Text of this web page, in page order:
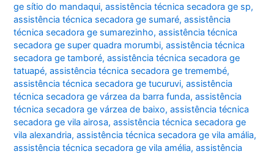
ge sítio do mandaqui,assistência técnica secadora ge sp,
assistência técnica secadora ge sumaré,assistência
técnica secadora ge sumarezinho,assistência técnica
secadora ge super quadra morumbi,assistência técnica
secadora ge tamboré,assistência técnica secadora ge
tatuapé,assistência técnica secadora ge tremembé,
assistência técnica secadora ge tucuruvi,assistência
técnica secadora ge várzea da barra funda,assistência
técnica secadora ge várzea de baixo,assistência técnica
secadora ge vila airosa,assistência técnica secadora ge
vila alexandria,assistência técnica secadora ge vila amália,
assistência técnica secadora ge vila amélia,assistência